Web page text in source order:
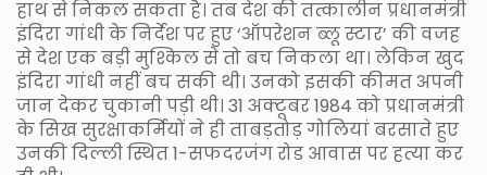
हाथ से निकल सकता है। तब देश की तत्कालीन प्रधानमंत्री
इंदिरा गांधी के निर्देश पर हुए ‘ऑपरेशन ब्लू स्टार’ की वजह
से देश एक बड़ी मुश्किल से तो बच निकला था। लेकिन खुद
इंदिरा गांधी नहीं बच सकी थी। उनको इसकी कीमत अपनी
जान देकर चुकानी पड़ी थी। 31 अक्टूबर 1984 को प्रधानमंत्री
के सिख सुरक्षाकर्मियों ने ही ताबड़तोड़ गोलियां बरसाते हुए
उनकी दिल्ली स्थित 1-सफदरजंग रोड आवास पर हत्या कर